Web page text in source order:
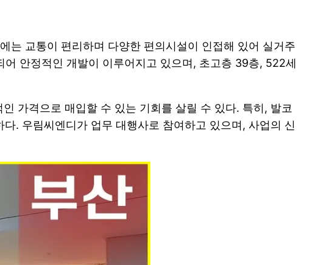
는 교통이 편리하며 다양한 편의시설이 인접해 있어 실거주
안정적인 개발이 이루어지고 있으며, 초고층 39층, 522세
가격으로 매입할 수 있는 기회를 살릴 수 있다. 특히, 발코
. 우림씨엔디가 업무 대행사로 참여하고 있으며, 사업의 신